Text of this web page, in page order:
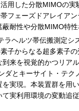
用した分散MIMOの実
フェーズドアレイア
耐性や分散MIMO特性
ラヘルツ帯伝搬測定
子からなる超多素子
来を視覚的かつリア
ダとキーサイト・テ
実現。本装置群を用
実利用環境の変動追